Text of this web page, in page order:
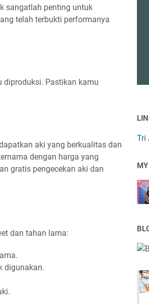
sangatlah penting untuk
telah terbukti performanya
diproduksi. Pastikan kamu
aki yang berkualitas dan
dengan harga yang
gratis pengecekan aki dan
dan tahan lama:
digunakan.
Tri